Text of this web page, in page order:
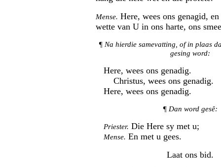
Mense. Here, wees ons genagid,
wette van U in ons harte, ons
¶ Na hierdie samevatting, of in plaas
gesing word:
Here, wees ons genadig.
Christus, wees ons genadig.
Here, wees ons genadig.
¶ Dan word gesê:
Priester. Die Here sy met u;
Mense. En met u gees.
Laat ons bid.